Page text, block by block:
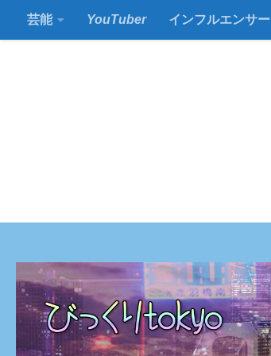
コンテンツの下
芸能 YouTuber インフルエンサー